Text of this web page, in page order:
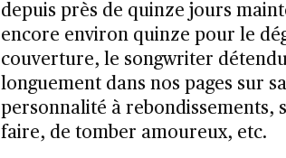
depuis près de quinze jours
encore environ quinze pour le
couverture, le songwriter
longuement dans nos pages sur
personnalité à rebondissements,
faire, de tomber amoureux, etc.